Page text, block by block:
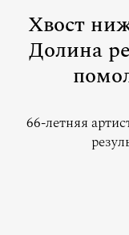
Хвост
Долина
66-летняя